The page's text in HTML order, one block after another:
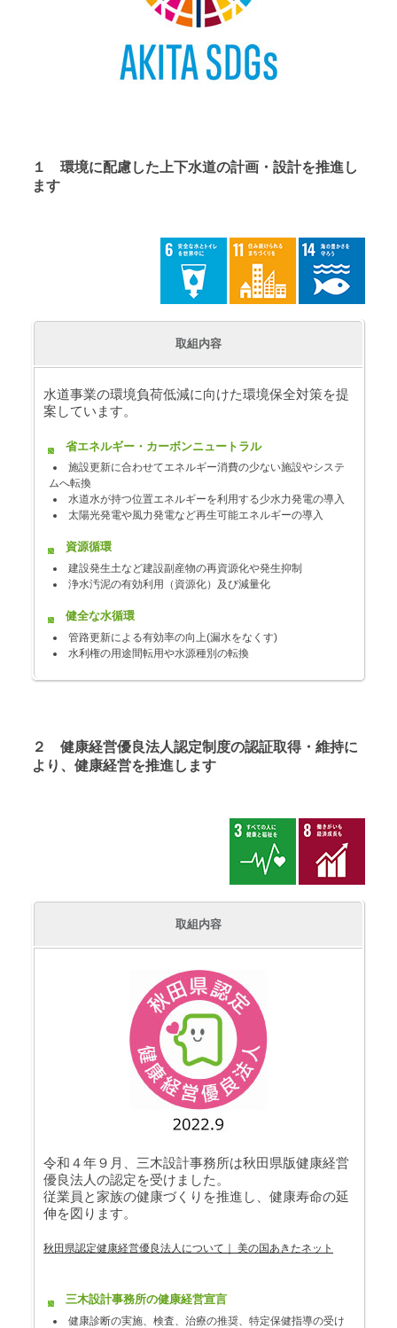
１ 環境に配慮した上下水道の計画・設計を推進し
ます
取組内容
水道事業の環境負荷低減に向けた環境保全対策を提
案しています。
省エネルギー・カーボンニュートラル
施設更新に合わせてエネルギー消費の少ない施設やシステ
ムへ転換
水道水が持つ位置エネルギーを利用する少水力発電の導入
太陽光発電や風力発電など再生可能エネルギーの導入
資源循環
建設発生土など建設副産物の再資源化や発生抑制
浄水汚泥の有効利用（資源化）及び減量化
健全な水循環
管路更新による有効率の向上(漏水をなくす)
水利権の用途間転用や水源種別の転換
２ 健康経営優良法人認定制度の認証取得・維持に
より、健康経営を推進します
取組内容
令和４年９月、三木設計事務所は秋田県版健康経営
優良法人の認定を受けました。
従業員と家族の健康づくりを推進し、健康寿命の延
伸を図ります。
秋田県認定健康経営優良法人について｜ 美の国あきたネット
三木設計事務所の健康経営宣言
健康診断の実施、検査、治療の推奨、特定保健指導の受け